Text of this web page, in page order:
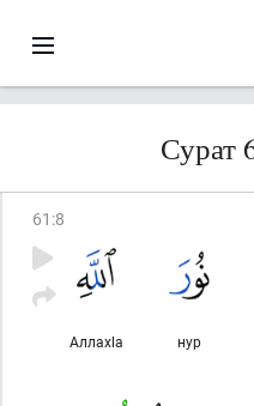
Сурат
61 :8
нур
Аллахlа